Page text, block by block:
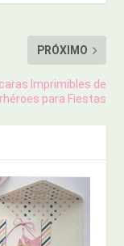
PRÓXIMO
Imprimibles de
para Fiestas